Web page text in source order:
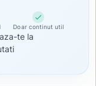
check
Doar continut util